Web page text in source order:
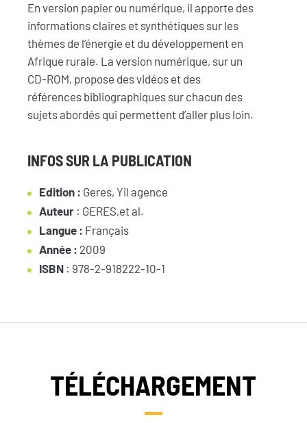
En version papier ou numérique, il apporte des
informations claires et synthétiques sur les
thèmes de l’énergie et du développement en
Afrique rurale. La version numérique, sur un
CD-ROM, propose des vidéos et des
références bibliographiques sur chacun des
sujets abordés qui permettent d’aller plus loin.
INFOS SUR LA PUBLICATION
Edition : Geres, Yil agence
Auteur : GERES,et al.
Langue : Français
Année : 2009
ISBN : 978-2-918222-10-1
TÉLÉCHARGEMENT